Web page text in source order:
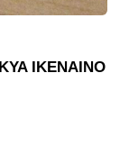
IKENAINO